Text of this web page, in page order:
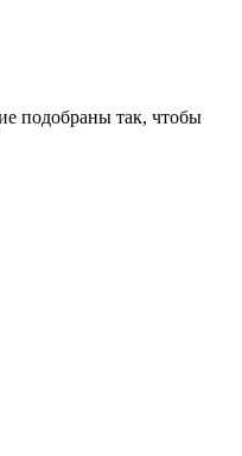
подобраны так, чтобы